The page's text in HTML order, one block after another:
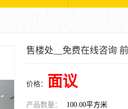
售楼处__免费在线咨询
价格： 面议
产品数量： 100.00平方米